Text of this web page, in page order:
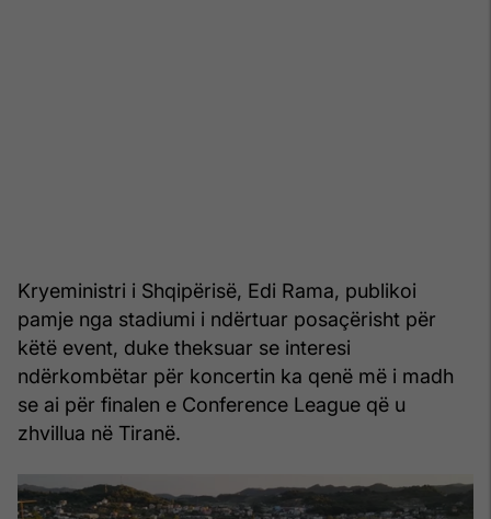
Kryeministri i Shqipërisë, Edi Rama, publikoi
pamje nga stadiumi i ndërtuar posaçërisht për
këtë event, duke theksuar se interesi
ndërkombëtar për koncertin ka qenë më i madh
se ai për finalen e Conference League që u
zhvillua në Tiranë.